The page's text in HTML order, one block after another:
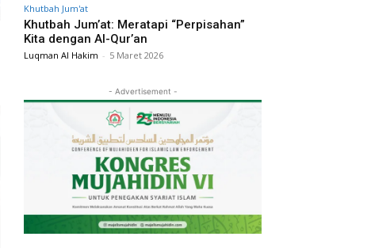
Khutbah Jum'at
Khutbah Jum’at: Meratapi “Perpisahan”
Kita dengan Al-Qur’an
Luqman Al Hakim - 5 Maret 2026
- Advertisement -